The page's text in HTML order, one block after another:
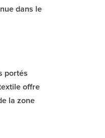
dans le
portés
offre
la zone